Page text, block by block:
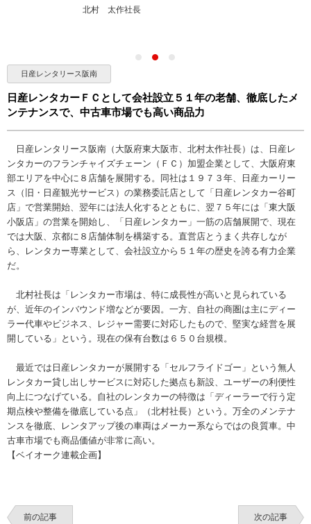
北村 太作社長
日産レンタリース阪南
日産レンタカーＦＣとして会社設立５１年の老舗、徹底したメ
ンテナンスで、中古車市場でも高い商品力
日産レンタリース阪南（大阪府東大阪市、北村太作社長）は、日産レ
ンタカーのフランチャイズチェーン（ＦＣ）加盟企業として、大阪府東
部エリアを中心に８店舗を展開する。同社は１９７３年、日産カーリー
ス（旧・日産観光サービス）の業務委託店として「日産レンタカー谷町
店」で営業開始、翌年には法人化するとともに、翌７５年には「東大阪
小阪店」の営業を開始し、「日産レンタカー」一筋の店舗展開で、現在
では大阪、京都に８店舗体制を構築する。直営店とうまく共存しなが
ら、レンタカー専業として、会社設立から５１年の歴史を誇る有力企業
だ。
北村社長は「レンタカー市場は、特に成長性が高いと見られている
が、近年のインバウンド増などが要因。一方、自社の商圏は主にディー
ラー代車やビジネス、レジャー需要に対応したもので、堅実な経営を展
開している」という。現在の保有台数は６５０台規模。
最近では日産レンタカーが展開する「セルフライドゴー」という無人
レンタカー貸し出しサービスに対応した拠点も新設、ユーザーの利便性
向上につなげている。自社のレンタカーの特徴は「ディーラーで行う定
期点検や整備を徹底している点」（北村社長）という。万全のメンテナ
ンスを徹底、レンタアップ後の車両はメーカー系ならではの良質車。中
古車市場でも商品価値が非常に高い。
【ベイオーク連載企画】
前の記事 次の記事